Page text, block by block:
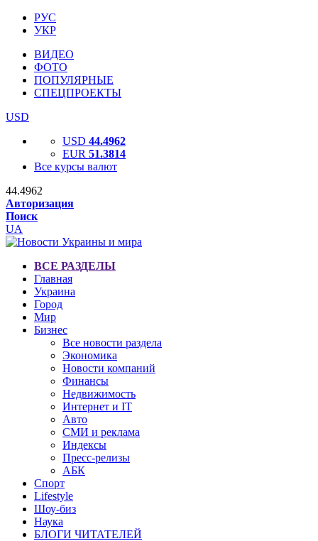
РУС
УКР
ВИДЕО
ФОТО
ПОПУЛЯРНЫЕ
СПЕЦПРОЕКТЫ
USD
USD 44.4962
EUR 51.3814
Все курсы валют
44.4962
Авторизация
Поиск
UA
ВСЕ РАЗДЕЛЫ
Главная
Украина
Город
Мир
Бизнес
Все новости раздела
Экономика
Новости компаний
Финансы
Недвижимость
Интернет и IT
Авто
СМИ и реклама
Индексы
Пресс-релизы
АБК
Спорт
Lifestyle
Шоу-биз
Наука
БЛОГИ ЧИТАТЕЛЕЙ